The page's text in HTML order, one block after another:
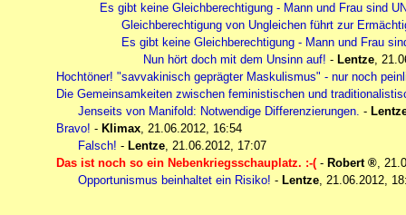
Es gibt keine Gleichberechtigung - Mann und Frau sind
Gleichberechtigung von Ungleichen führt zur
Es gibt keine Gleichberechtigung - Mann und Frau
Nun hört doch mit dem Unsinn auf! - Lentze,
Hochtöner! "savvakinisch geprägter Maskulismus" - nur noch
Die Gemeinsamkeiten zwischen feministischen und
Jenseits von Manifold: Notwendige Differenzierungen. -
Bravo! - Klimax, 21.06.2012, 16:54
Falsch! - Lentze, 21.06.2012, 17:07
Das ist noch so ein Nebenkriegsschauplatz. :-( - Robert ,
Opportunismus beinhaltet ein Risiko! - Lentze, 21.06.2012,